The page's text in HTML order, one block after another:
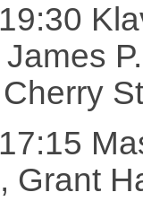
Grant